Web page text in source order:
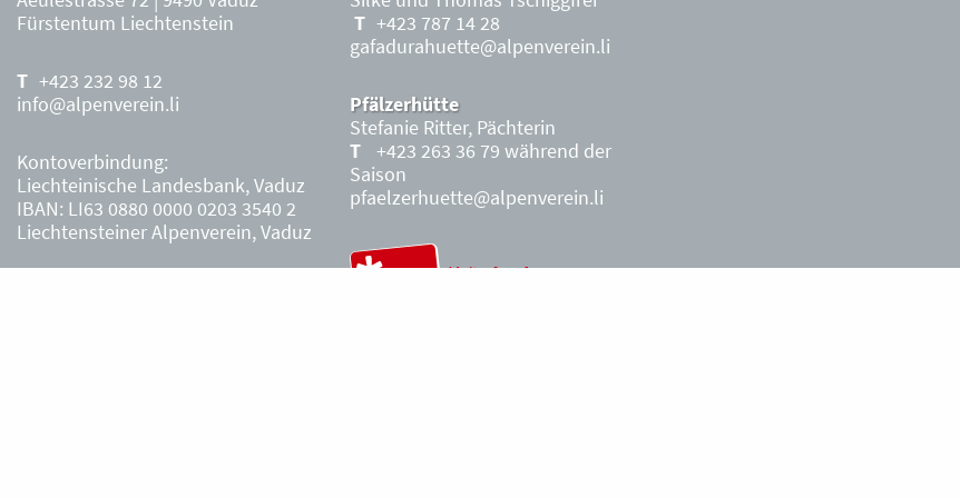
Fürstentum Liechtenstein
+423 232 98 12
info@alpenverein.li
Kontoverbindung:
Liechteinische Landesbank, Vaduz
IBAN: LI63 0880 0000 0203 3540 2
Liechtensteiner Alpenverein, Vaduz
+423 787 14 28
gafadurahuette@alpenverein.li
Pfälzerhütte
Stefanie Ritter, Pächterin
+423 263 36 79 während der
Saison
pfaelzerhuette@alpenverein.li